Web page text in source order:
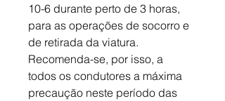
10-6 durante perto de 3 horas,
para as operações de socorro e
de retirada da viatura.
Recomenda-se, por isso, a
todos os condutores a máxima
precaução neste período das